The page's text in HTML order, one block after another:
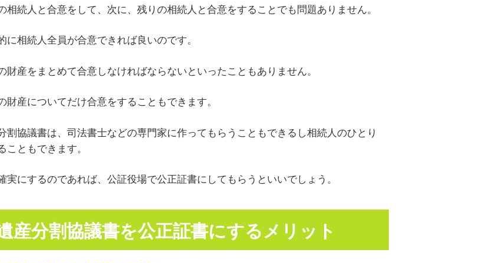
相続人と合意をして、次に、残りの相続人と合意をすることでも問題ありません。
に相続人全員が合意できれば良いのです。
財産をまとめて合意しなければならないといったこともありません。
財産についてだけ合意をすることもできます。
割協議書は、司法書士などの専門家に作ってもらうこともできるし相続人のひとり
こともできます。
実にするのであれば、公証役場で公正証書にしてもらうといいでしょう。
産分割協議書を公正証書にするメリット